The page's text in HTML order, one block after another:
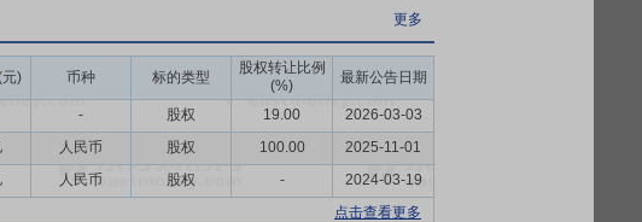
名商标，与“浙农”品牌共同获得2025年度农资行业知
业知名品牌（服务类）称号（AAAAA级）。公司在农
灵谷化工、URALKALI、BPC、ICL、东方铁塔、藏
外头部的农资生产企业建立了战略合作关系，尤其在进
营推广能力。公司在汽车商贸服务上坚持中高端品牌系
国核心经销商。医药板块下属景岳堂药业系国家高新技
药”等荣誉。
更多
) 币种 标的类型
股权转让比例
(%)
最新公告日期
- 股权 19.00
2026-03-03
人民币 股权 100.00
2025-11-01
人民币 股权 -
2024-03-19
点击查看更多